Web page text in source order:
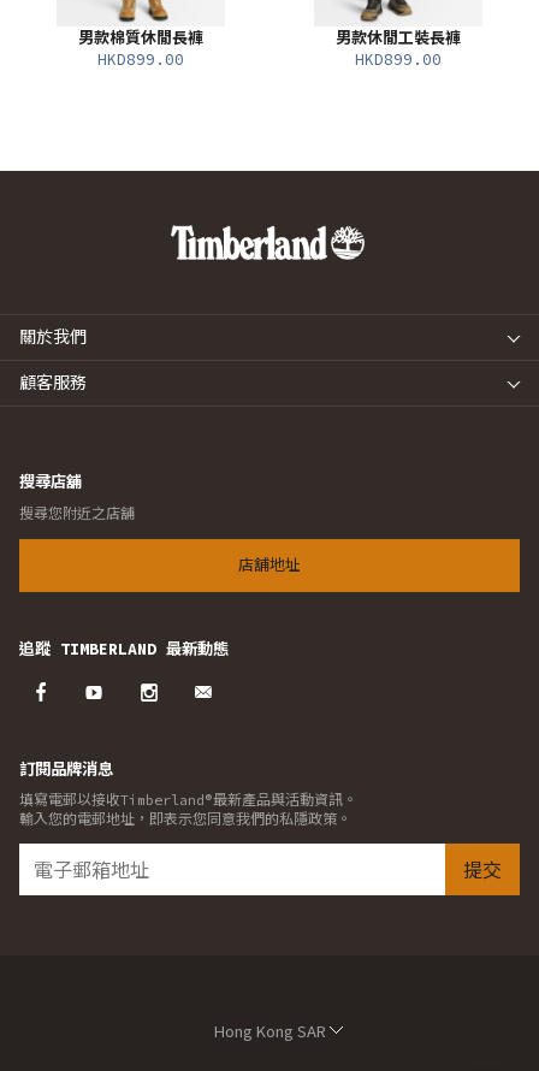
男款棉質休閒長褲
HKD899.00
男款休閒工裝長褲
HKD899.00
關於我們
顧客服務
搜尋店舖
搜尋您附近之店舖
店舖地址
追蹤 TIMBERLAND 最新動態
訂閱品牌消息
填寫電郵以接收Timberland®最新產品與活動資訊。
輸入您的電郵地址，即表示您同意我們的私隱政策。
提交
Hong Kong SAR